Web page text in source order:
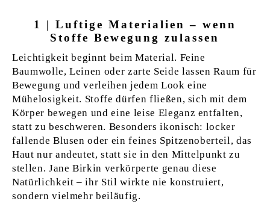
1 | Luftige Materialien – wenn
Stoffe Bewegung zulassen
Leichtigkeit beginnt beim Material. Feine
Baumwolle, Leinen oder zarte Seide lassen Raum für
Bewegung und verleihen jedem Look eine
Mühelosigkeit. Stoffe dürfen fließen, sich mit dem
Körper bewegen und eine leise Eleganz entfalten,
statt zu beschweren. Besonders ikonisch: locker
fallende Blusen oder ein feines Spitzenoberteil, das
Haut nur andeutet, statt sie in den Mittelpunkt zu
stellen. Jane Birkin verkörperte genau diese
Natürlichkeit – ihr Stil wirkte nie konstruiert,
sondern vielmehr beiläufig.